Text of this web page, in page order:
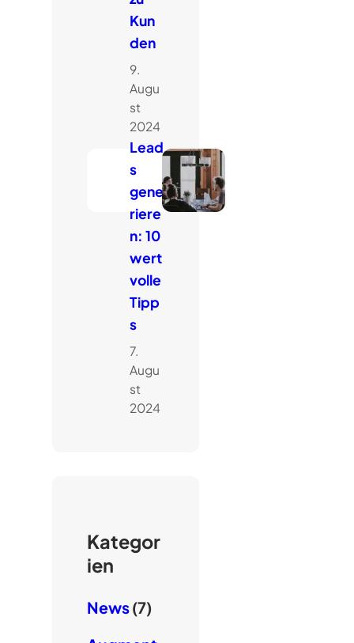
Kun
den
9.
Augu
st
2024
Lead
s
gene
riere
n: 10
wert
volle
Tipp
s
7.
Augu
st
2024
Kategor
ien
News(7)